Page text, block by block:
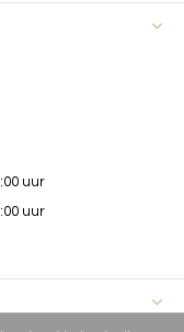
uur
uur